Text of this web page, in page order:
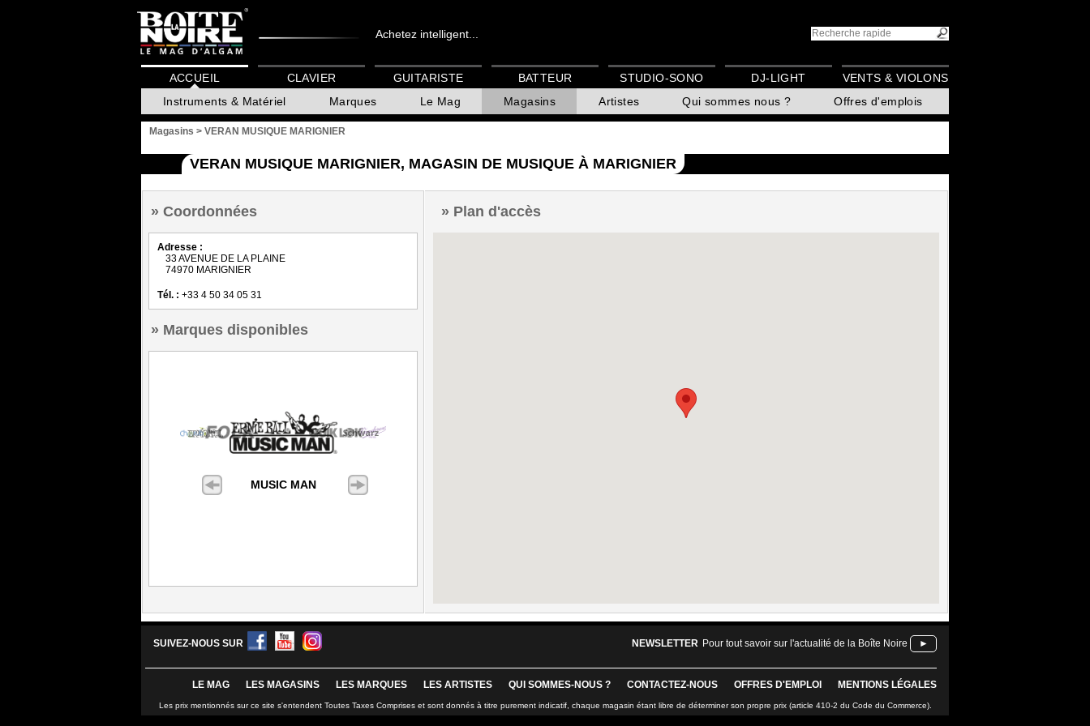
Achetez intelligent...
ACCUEIL
Instruments & Matériel
Marques Le Mag Magasins Artistes Qui sommes nous ? Offres d'emplois
CLAVIER GUITARISTE BATTEUR STUDIO-SONO DJ-LIGHT VENTS & VIOLONS
Magasins > VERAN MUSIQUE MARIGNIER
VERAN MUSIQUE MARIGNIER, MAGASIN DE MUSIQUE À MARIGNIER
Coordonnées
Adresse :
33 AVENUE DE LA PLAINE
74970 MARIGNIER
Tél. : +33 4 50 34 05 31
Marques disponibles
MUSIC MAN
Plan d'accès
SUIVEZ-NOUS SUR NEWSLETTER Pour tout savoir sur l'actualité de la Boîte Noire ►
LE MAG LES MAGASINS LES MARQUES LES ARTISTES QUI SOMMES-NOUS ? CONTACTEZ-NOUS OFFRES D'EMPLOI MENTIONS LÉGALES
Les prix mentionnés sur ce site s'entendent Toutes Taxes Comprises et sont donnés à titre purement indicatif, chaque magasin étant libre de déterminer son propre prix (article 410-2 du Code du Commerce).